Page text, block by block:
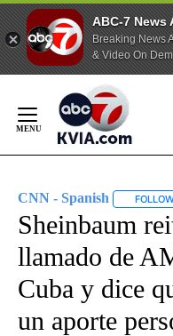
ABC-7 News
Breaking News
& Video On
Content
CNN - Spanish
Sheinbaum
llamado de
Cuba y dice
un aporte